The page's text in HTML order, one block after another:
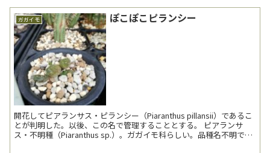
ガガイモ ぽこぽこピランシー
開花してピアランサス・ピランシー（Piaranthus pillansii）であるこ
とが判明した。以後、この名で管理することとする。 ピアランサ
ス・不明種（Piaranthus sp.）。ガガイモ科らしい。品種名不明で販